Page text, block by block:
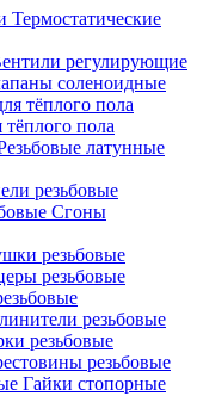
Термостатические
регулирующие
соленоидные
тёплого пола
латунные
резьбовые
Сгоны
резьбовые
резьбовые
резьбовые
резьбовые
резьбовые
Гайки стопорные